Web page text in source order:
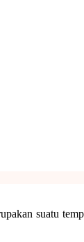
suatu